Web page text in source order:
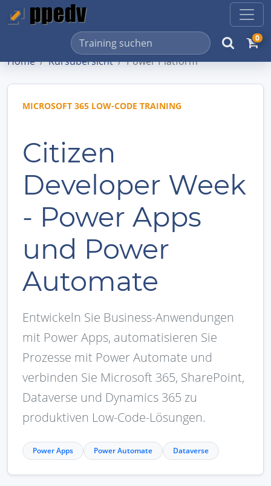
0
Home Kursübersicht Power Platform
MICROSOFT 365 LOW-CODE TRAINING
Citizen
Developer Week
- Power Apps
und Power
Automate
Entwickeln Sie Business-Anwendungen
mit Power Apps, automatisieren Sie
Prozesse mit Power Automate und
verbinden Sie Microsoft 365, SharePoint,
Dataverse und Dynamics 365 zu
produktiven Low-Code-Lösungen.
Power Apps Power Automate Dataverse